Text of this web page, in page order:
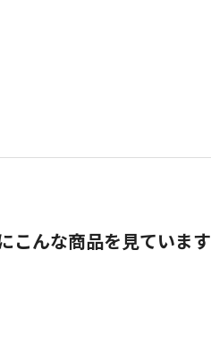
こんな商品を見ています